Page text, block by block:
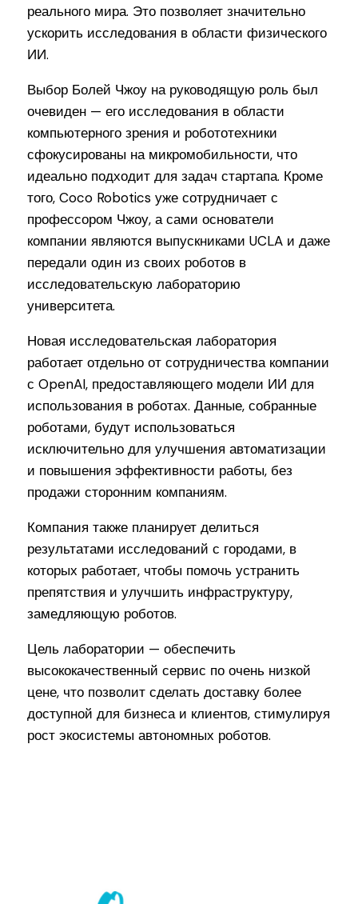
реального мира. Это позволяет значительно
ускорить исследования в области физического
ИИ.
Выбор Болей Чжоу на руководящую роль был
очевиден — его исследования в области
компьютерного зрения и робототехники
сфокусированы на микромобильности, что
идеально подходит для задач стартапа. Кроме
того, Coco Robotics уже сотрудничает с
профессором Чжоу, а сами основатели
компании являются выпускниками UCLA и даже
передали один из своих роботов в
исследовательскую лабораторию
университета.
Новая исследовательская лаборатория
работает отдельно от сотрудничества компании
с OpenAI, предоставляющего модели ИИ для
использования в роботах. Данные, собранные
роботами, будут использоваться
исключительно для улучшения автоматизации
и повышения эффективности работы, без
продажи сторонним компаниям.
Компания также планирует делиться
результатами исследований с городами, в
которых работает, чтобы помочь устранить
препятствия и улучшить инфраструктуру,
замедляющую роботов.
Цель лаборатории — обеспечить
высококачественный сервис по очень низкой
цене, что позволит сделать доставку более
доступной для бизнеса и клиентов, стимулируя
рост экосистемы автономных роботов.